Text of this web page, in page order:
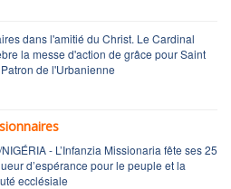
dans l'amitié du Christ. Le Cardinal
la messe d'action de grâce pour Saint
de l'Urbanienne
- L’Infanzia Missionaria fête ses 25
d’espérance pour le peuple et la
ecclésiale